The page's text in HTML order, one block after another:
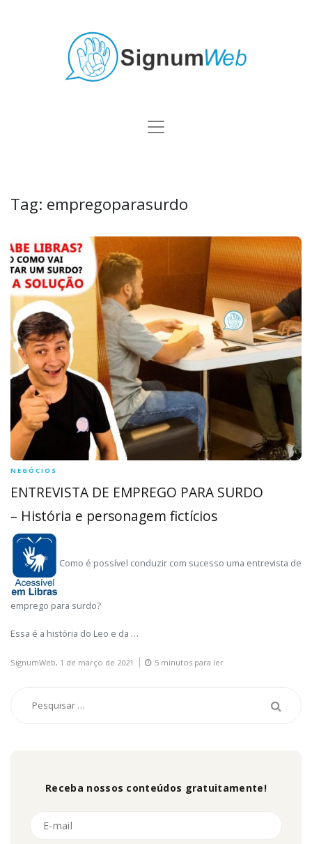
Tag: empregoparasurdo
NEGÓCIOS
ENTREVISTA DE EMPREGO PARA SURDO
– História e personagem fictícios
Como é possível conduzir com sucesso uma entrevista de
emprego para surdo?
Essa é a história do Leo e da …
SignumWeb, 1 de março de 2021 5 minutos para ler
Receba nossos conteúdos gratuitamente!